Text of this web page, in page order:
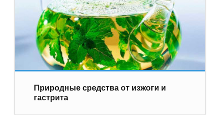
Природные средства от изжоги и
гастрита